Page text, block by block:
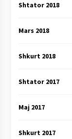
Shtator 2018
Mars 2018
Shkurt 2018
Shtator 2017
Maj 2017
Shkurt 2017